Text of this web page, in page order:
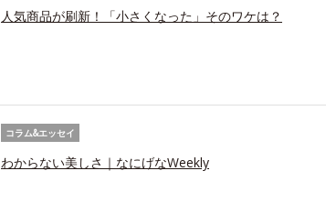
人気商品が刷新！「小さくなった」そのワケは？
コラム&エッセイ
わからない美しさ｜なにげなWeekly